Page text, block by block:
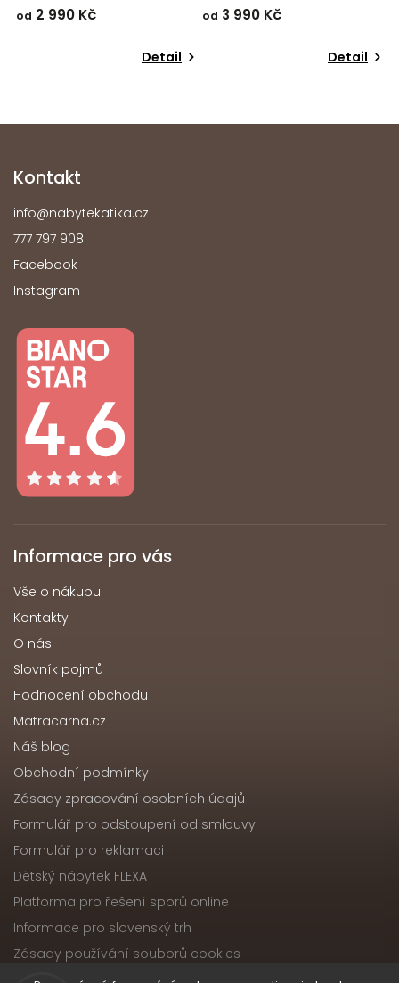
od 2 990 Kč
Detail
od 3 990 Kč
Detail
Kontakt
info@nabytekatika.cz
777 797 908
Facebook
Instagram
Informace pro vás
Vše o nákupu
Kontakty
O nás
Slovník pojmů
Hodnocení obchodu
Matracarna.cz
Náš blog
Obchodní podmínky
Zásady zpracování osobních údajů
Formulář pro odstoupení od smlouvy
Formulář pro reklamaci
Dětský nábytek FLEXA
Platforma pro řešení sporů online
Informace pro slovenský trh
Zásady používání souborů cookies